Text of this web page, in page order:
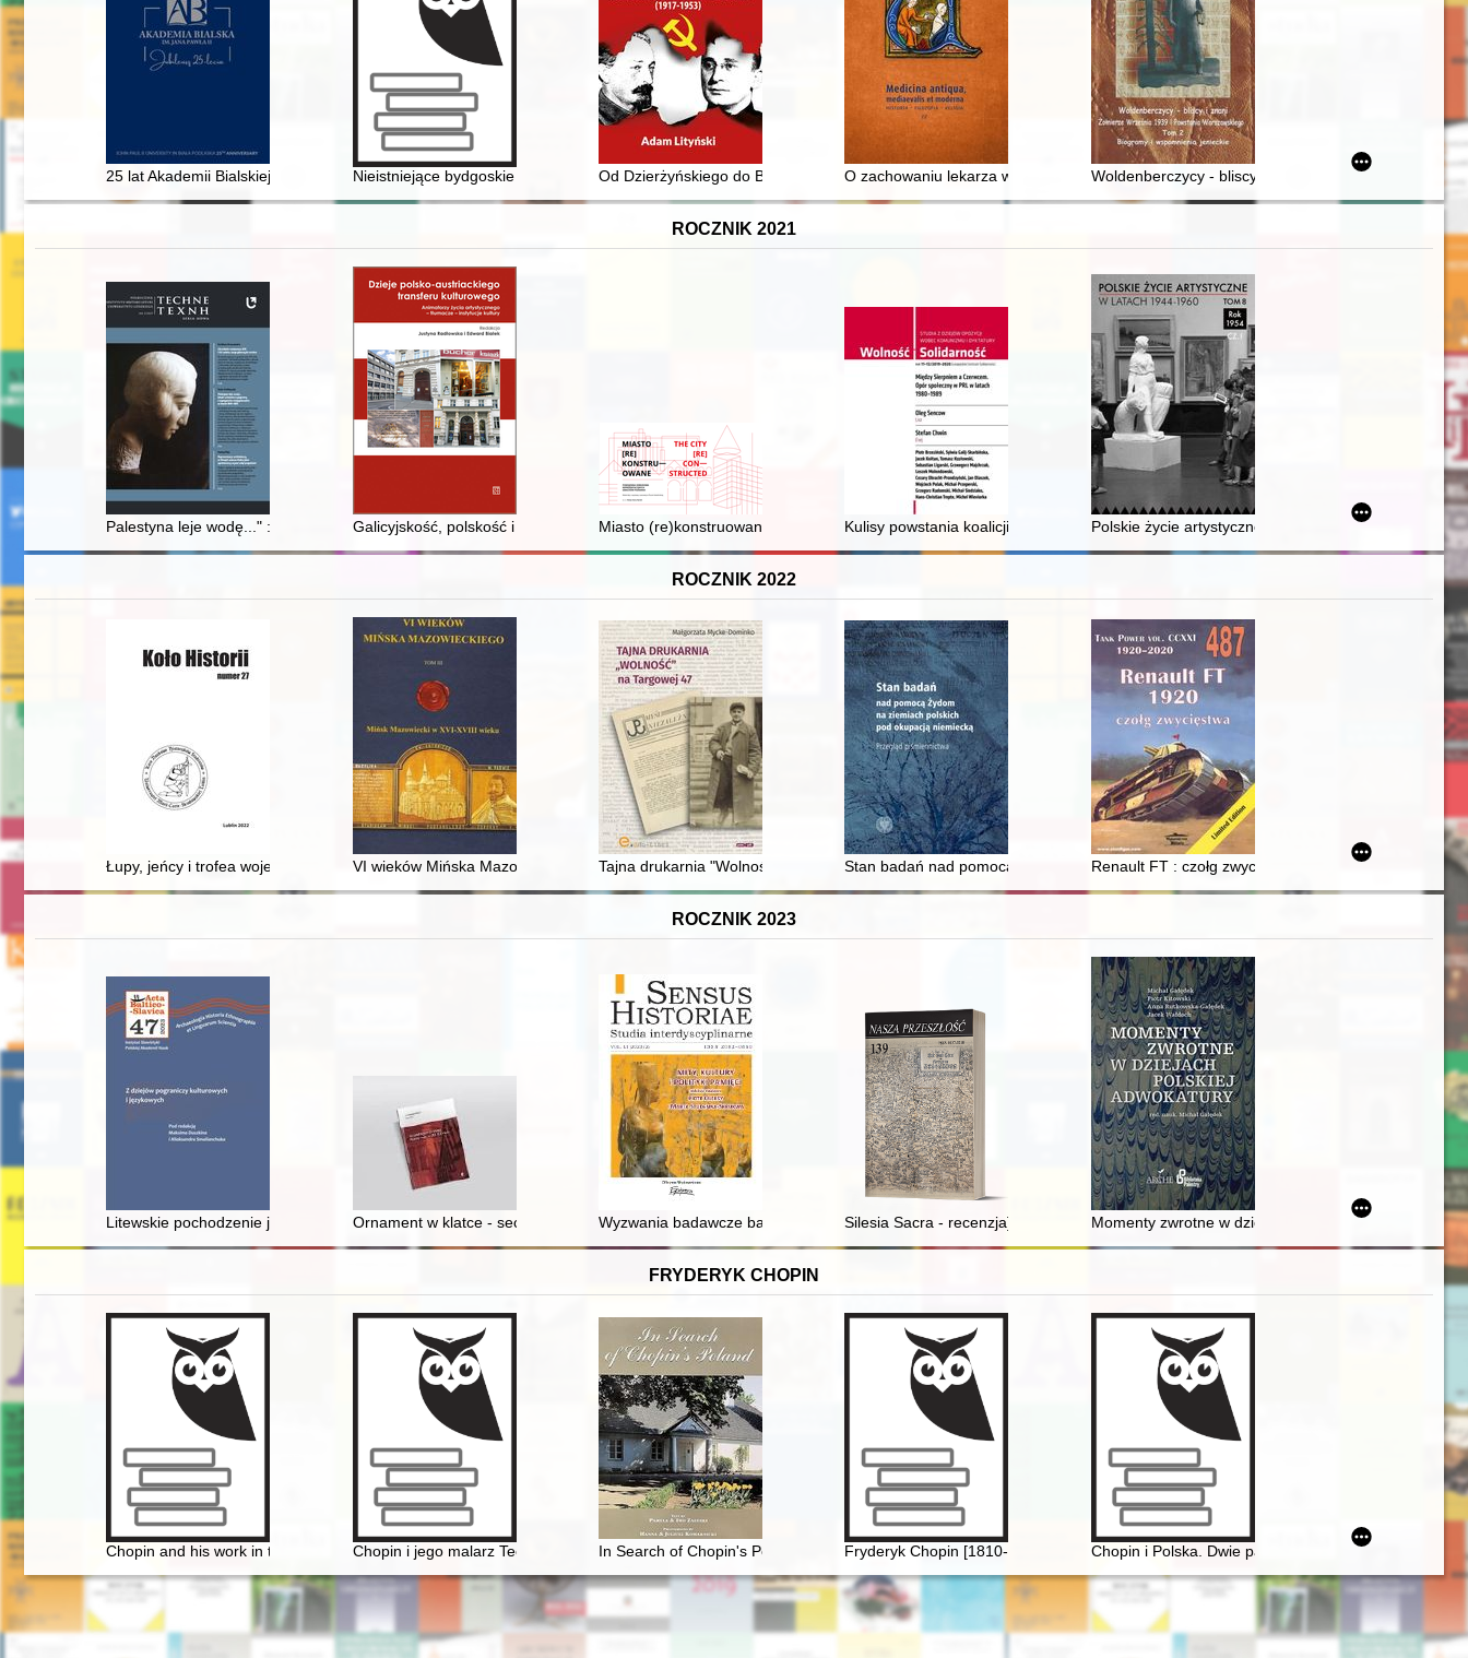
25 lat Akademii Bialskiej im. Jana Pawła II : album jubileuszowy = 25 years of John Paul II University in Biała Podlaska : anniversary book
Nieistniejące bydgoskie pomniki i tablice pamiątkoweOd Dzierżyńskiego do Berii : studia o sowieckim prawie terroru (1917-1953)
O zachowaniu lekarza w świetle dwunastowiecznego traktatu z Salerno
Woldenberczycy - bliscy i znani : żołnierze Września
ROCZNIK 2021
Palestyna leje wodę..." : sztuki wizualne a pogromy i wystąpienia antyżydowskie w latach 1914-1920
Galicyjskość, polskość i niemieckość : o "Listach z Polski" Josepha Rotha
Miasto (re)konstruowane = The city (re)constructed : powojenna odbudowa reprezentacyjnych gmachów Poznania :
Kulisy powstania koalicji rządu Tadeusza Mazowieckiego w świetle dokumentów
Polskie życie artystyczne w latach 1944-1960. T. 8,
ROCZNIK 2022
Łupy, jeńcy i trofea wojenne w polskich kronikach średniowiecznych
VI wieków Mińska Mazowieckiego. T. 3,Tajna drukarnia "Wolność" na Targowej 47Stan badań nad pomocą świadczoną Żydom przez ludność polską w okresie II wojny
Renault FT : czołg zwycięstwa 1920
ROCZNIK 2023
Litewskie pochodzenie jednej z polskich gwarowych nazw wrotyczu pospolitego ("Tanacetum vulgare" L.)
Ornament w klatce - secesja we wnętrzach krakowskich kamienicWyzwania badawcze badań nad przestępczością przeciwko dziedzictwu archeologicznemu w Polsce
Silesia Sacra - recenzja] Momenty zwrotne w dziejach polskiej adwokatury
FRYDERYK CHOPIN
Chopin and his work in the context of culture. Vol 1-2Chopin i jego malarz Teofil Kwiatkowski (1809-1891). Malarstwo i rysunek ze zbiorów Muzeum Narodowego w Warszawie i Biblioteki Polskiej w Paryżu.
In Search of Chopin's Poland Fryderyk Chopin [1810-1949] Chopin i Polska. Dwie pasje życia Gastona Belotti